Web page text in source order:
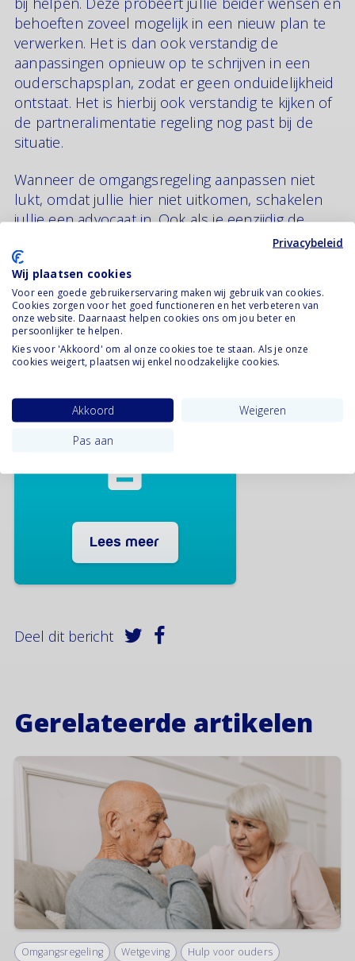
behoeften zoveel mogelijk in een nieuw plan te
verwerken. Het is dan ook verstandig de
aanpassingen opnieuw op te schrijven in een
ouderschapsplan, zodat er geen onduidelijkheid
ontstaat. Het is hierbij ook verstandig te kijken of
de partneralimentatie regeling nog past bij de
situatie.
Wanneer de omgangsregeling aanpassen niet
lukt, omdat jullie hier niet uitkomen, schakelen
jullie een advocaat in. Ook als je eenzijdig de
omgangsregeling wilt wijzigen kun je naar een
advocaat gaan om eenzijdig een verzoek in te
dienen bij de rechtbank.
voorbeeld
Lees meer
Deel dit bericht
Gerelateerde artikelen
Omgangsregeling Wetgeving Hulp voor ouders
Privacybeleid
Wij plaatsen cookies
Voor een goede gebruikerservaring maken wij gebruik van cookies.
Cookies zorgen voor het goed functioneren en het verbeteren van
onze website. Daarnaast helpen cookies ons om jou beter en
persoonlijker te helpen.
Kies voor 'Akkoord' om al onze cookies toe te staan. Als je onze
cookies weigert, plaatsen wij enkel noodzakelijke cookies.
Akkoord
Weigeren
Pas aan